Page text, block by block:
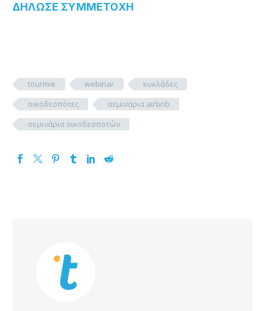
ΔΗΛΩΣΕ ΣΥΜΜΕΤΟΧΗ
tourmie webinar
κυκλάδες
οικοδεσπότες
σεμινάρια airbnb
σεμινάρια οικοδεσποτών